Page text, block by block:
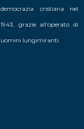
democrazia cristiana nel
1943, grazie all'operato di
uomini lungimiranti.